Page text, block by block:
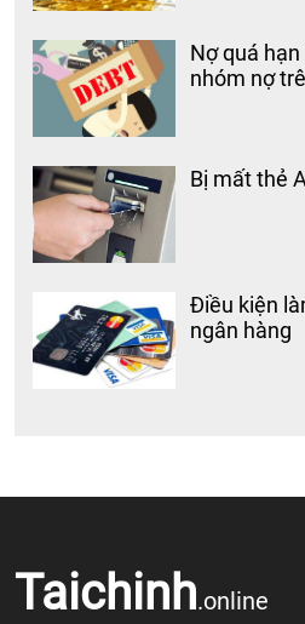
Nợ quá
nhóm nợ
Bị mất thẻ
Điều kiện
ngân hàng
Taichinh.online